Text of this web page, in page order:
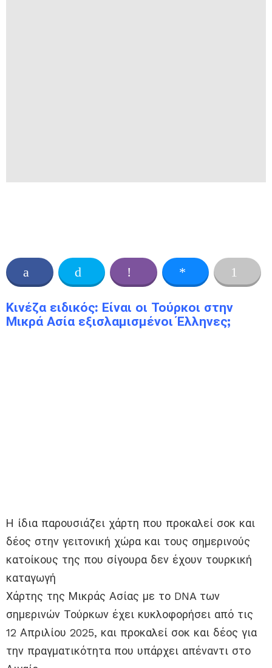
Κινέζα ειδικός: Είναι οι Τούρκοι στην
Μικρά Ασία εξισλαμισμένοι Έλληνες;
Η ίδια παρουσιάζει χάρτη που προκαλεί σοκ και
δέος στην γειτονική χώρα και τους σημερινούς
κατοίκους της που σίγουρα δεν έχουν τουρκική
καταγωγή
Χάρτης της Μικράς Ασίας με το DNA των
σημερινών Τούρκων έχει κυκλοφορήσει από τις
12 Απριλίου 2025, και προκαλεί σοκ και δέος για
την πραγματικότητα που υπάρχει απέναντι στο